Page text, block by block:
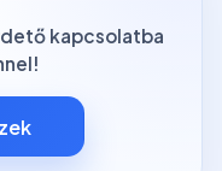
kapcsolatba